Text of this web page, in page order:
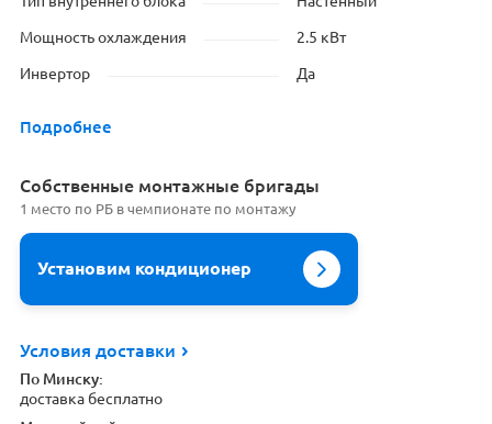
Мощность охлаждения 2.5 кВт
Инвертор Да
Подробнее
Cобственные монтажные бригады
1 место по РБ в чемпионате по монтажу
Установим кондиционер
Условия доставки
По Минску:
доставка бесплатно